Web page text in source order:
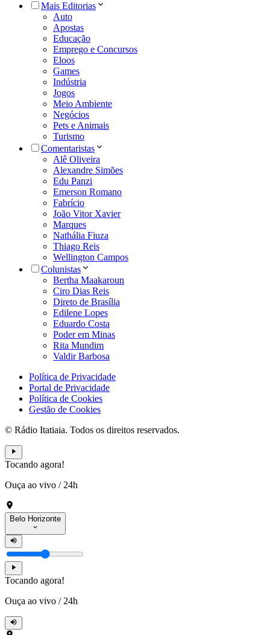
Mais Editorias
Auto
Apostas
Educação
Emprego e Concursos
Eloos
Games
Indústria
Jogos
Meio Ambiente
Negócios
Pets e Animais
Turismo
Comentaristas
Alê Oliveira
Alexandre Simões
Edu Panzi
Emerson Romano
Fabrício
João Vitor Xavier
Marques
Nathália Fiuza
Thiago Reis
Wellington Campos
Colunistas
Bertha Maakaroun
Ciro Dias Reis
Direto de Brasília
Edilene Lopes
Eduardo Costa
Poder em Minas
Rita Mundim
Valdir Barbosa
Política de Privacidade
Portal de Privacidade
Política de Cookies
Gestão de Cookies
© Rádio Itatiaia. Todos os direitos reservados.
Tocando agora!
Ouça ao vivo / 24h
Belo Horizonte
Tocando agora!
Ouça ao vivo / 24h